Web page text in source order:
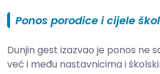
Ponos porodice i cijele
Dunjin gest izazvao je ponos ne
već i među nastavnicima i